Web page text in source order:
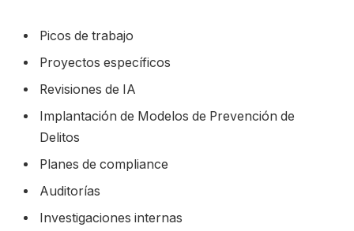
Picos de trabajo
Proyectos específicos
Revisiones de IA
Implantación de Modelos de Prevención de
Delitos
Planes de compliance
Auditorías
Investigaciones internas